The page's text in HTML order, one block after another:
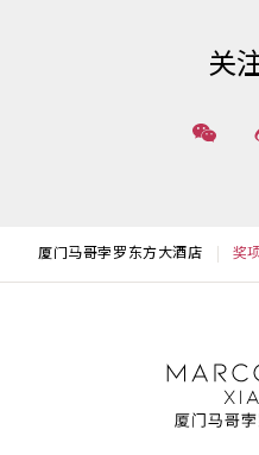
关
厦门马哥孛罗东方大酒店 奖